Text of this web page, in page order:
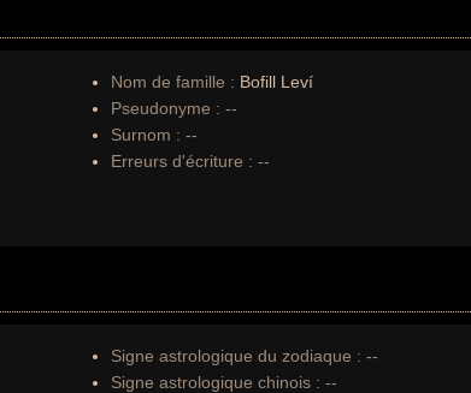
Nom de famille : Bofill Leví
Pseudonyme : --
Surnom : --
Erreurs d'écriture : --
Signe astrologique du zodiaque : --
Signe astrologique chinois : --